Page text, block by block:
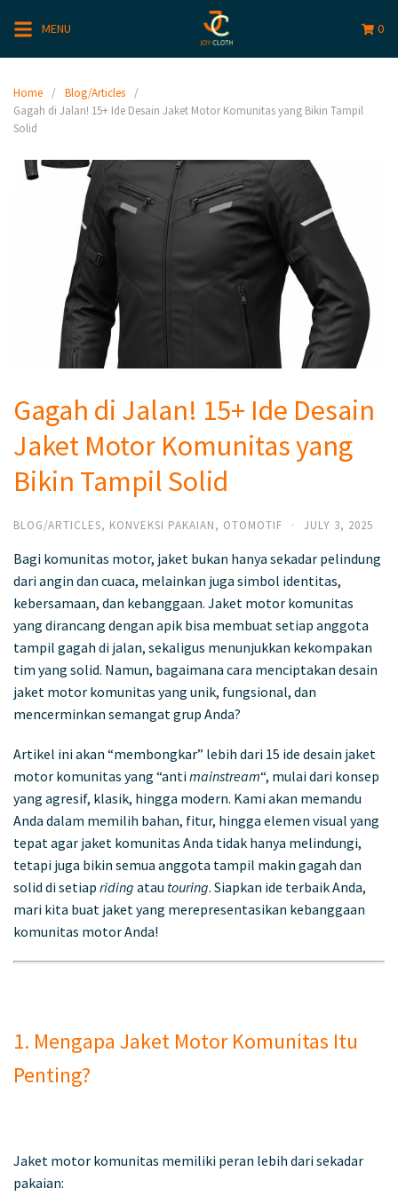
MENU 0
Home
Blog/Articles
Gagah di Jalan! 15+ Ide Desain Jaket Motor Komunitas yang Bikin Tampil
Solid
Gagah di Jalan! 15+ Ide Desain
Jaket Motor Komunitas yang
Bikin Tampil Solid
BLOG/ARTICLES, KONVEKSI PAKAIAN, OTOMOTIF · JULY 3, 2025
Bagi komunitas motor, jaket bukan hanya sekadar pelindung
dari angin dan cuaca, melainkan juga simbol identitas,
kebersamaan, dan kebanggaan. Jaket motor komunitas
yang dirancang dengan apik bisa membuat setiap anggota
tampil gagah di jalan, sekaligus menunjukkan kekompakan
tim yang solid. Namun, bagaimana cara menciptakan desain
jaket motor komunitas yang unik, fungsional, dan
mencerminkan semangat grup Anda?
Artikel ini akan “membongkar” lebih dari 15 ide desain jaket
motor komunitas yang “antimainstream“, mulai dari konsep
yang agresif, klasik, hingga modern. Kami akan memandu
Anda dalam memilih bahan, fitur, hingga elemen visual yang
tepat agar jaket komunitas Anda tidak hanya melindungi,
tetapi juga bikin semua anggota tampil makin gagah dan
solid di setiap riding atau touring. Siapkan ide terbaik Anda,
mari kita buat jaket yang merepresentasikan kebanggaan
komunitas motor Anda!
1. Mengapa Jaket Motor Komunitas Itu
Penting?
Jaket motor komunitas memiliki peran lebih dari sekadar
pakaian: